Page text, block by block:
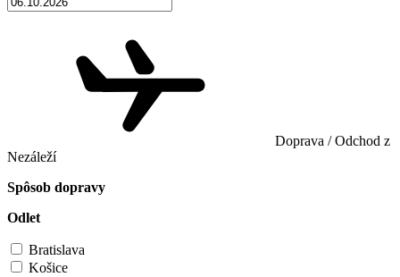
Doprava / Odchod z
Nezáleží
Spôsob dopravy
Odlet
Bratislava
Košice